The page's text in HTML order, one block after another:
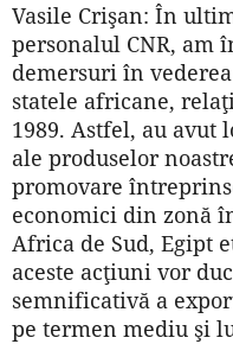
Vasile Crişan: În
personalul CNR, am
demersuri în
statele africane,
1989. Astfel, au avut
ale produselor
promovare
economici din zonă
Africa de Sud, Egipt
aceste acţiuni vor
semnificativă a
pe termen mediu şi